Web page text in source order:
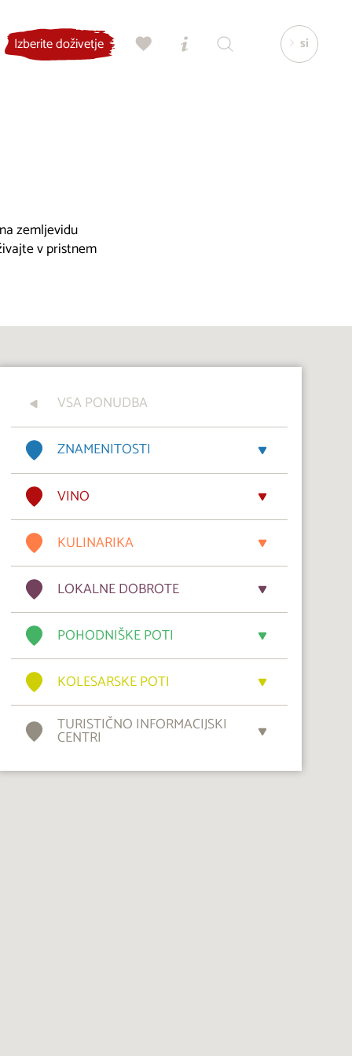
Izberite doživetje si
zemljevidu
v pristnem
VSA PONUDBA
ZNAMENITOSTI
VINO
KULINARIKA
LOKALNE DOBROTE
POHODNIŠKE POTI
KOLESARSKE POTI
TURISTIČNO INFORMACIJSKI
CENTRI